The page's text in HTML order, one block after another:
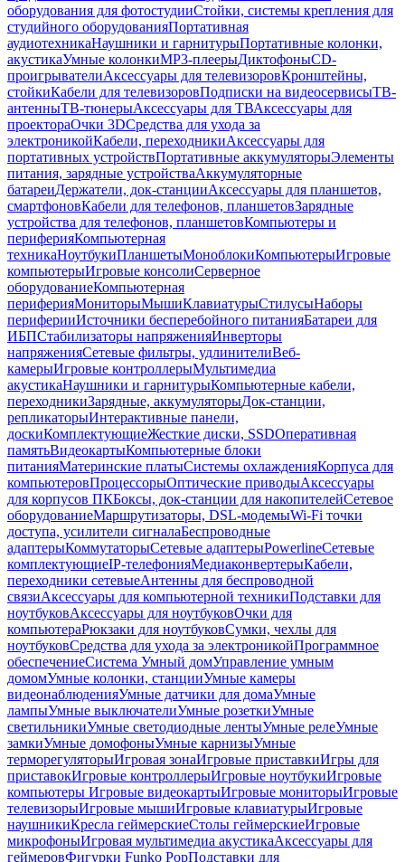
оборудования для фотостудииСтойки, системы крепления для
студийного оборудованияПортативная
аудиотехникаНаушники и гарнитурыПортативные колонки,
акустикаУмные колонкиMP3-плеерыДиктофоныCD-
проигрывателиАксессуары для телевизоровКронштейны,
стойкиКабели для телевизоровПодписки на видеосервисыТВ-
антенныТВ-тюнерыАксессуары для ТВАксессуары для
проектораОчки 3DСредства для ухода за
электроникойКабели, переходникиАксессуары для
портативных устройствПортативные аккумуляторыЭлементы
питания, зарядные устройстваАккумуляторные
батареиДержатели, док-станцииАксессуары для планшетов,
смартфоновКабели для телефонов, планшетовЗарядные
устройства для телефонов, планшетовКомпьютеры и
периферияКомпьютерная
техникаНоутбукиПланшетыМоноблокиКомпьютерыИгровые
компьютерыИгровые консолиСерверное
оборудованиеКомпьютерная
периферияМониторыМышиКлавиатурыСтилусыНаборы
периферииИсточники бесперебойного питанияБатареи для
ИБПСтабилизаторы напряженияИнверторы
напряженияСетевые фильтры, удлинителиВеб-
камерыИгровые контроллерыМультимедиа
акустикаНаушники и гарнитурыКомпьютерные кабели,
переходникиЗарядные, аккумуляторыДок-станции,
репликаторыИнтерактивные панели,
доскиКомплектующиеЖесткие диски, SSDОперативная
памятьВидеокартыКомпьютерные блоки
питанияМатеринские платыСистемы охлажденияКорпуса для
компьютеровПроцессорыОптические приводыАксессуары
для корпусов ПКБоксы, док-станции для накопителейСетевое
оборудованиеМаршрутизаторы, DSL-модемыWi-Fi точки
доступа, усилители сигналаБеспроводные
адаптерыКоммутаторыСетевые адаптерыPowerlineСетевые
комплектующиеIP-телефонияМедиаконвертерыКабели,
переходники сетевыеАнтенны для беспроводной
связиАксессуары для компьютерной техникиПодставки для
ноутбуковАксессуары для ноутбуковОчки для
компьютераРюкзаки для ноутбуковСумки, чехлы для
ноутбуковСредства для ухода за электроникойПрограммное
обеспечениеСистема Умный домУправление умным
домомУмные колонки, станцииУмные камеры
видеонаблюденияУмные датчики для домаУмные
лампыУмные выключателиУмные розеткиУмные
светильникиУмные светодиодные лентыУмные релеУмные
замкиУмные домофоныУмные карнизыУмные
терморегуляторыИгровая зонаИгровые приставкиИгры для
приставокИгровые контроллерыИгровые ноутбукиИгровые
компьютеры Игровые видеокартыИгровые мониторыИгровые
телевизорыИгровые мышиИгровые клавиатурыИгровые
наушникиКресла геймерскиеСтолы геймерскиеИгровые
микрофоныИгровая мультимедиа акустикаАксессуары для
геймеровФигурки Funko PopПодставки для